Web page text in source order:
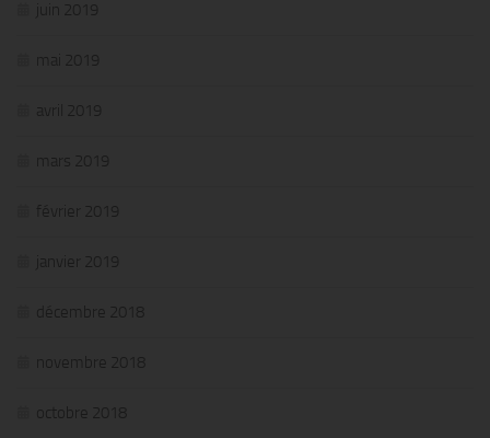
juin 2019
mai 2019
avril 2019
mars 2019
février 2019
janvier 2019
décembre 2018
novembre 2018
octobre 2018